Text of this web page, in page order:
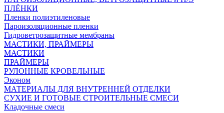
ПЛЁНКИ
Пленки полиэтиленовые
Пароизоляционные пленки
Гидроветрозащитные мембраны
МАСТИКИ, ПРАЙМЕРЫ
МАСТИКИ
ПРАЙМЕРЫ
РУЛОННЫЕ КРОВЕЛЬНЫЕ
Эконом
МАТЕРИАЛЫ ДЛЯ ВНУТРЕННЕЙ ОТДЕЛКИ
СУХИЕ И ГОТОВЫЕ СТРОИТЕЛЬНЫЕ СМЕСИ
Кладочные смеси